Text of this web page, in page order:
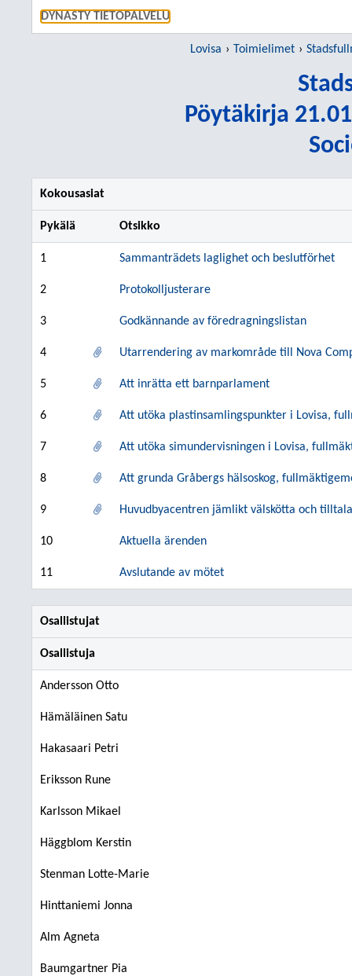
DYNASTY TIETOPALVELU
Lovisa Toimielimet
Pöytäkirja
Kokousasiat
Pykälä Otsikko
1 Sammanträdets laglighet och beslutförhet
2 Protokolljusterare
3 Godkännande av föredragningslistan
4 Utarrendering av markområde till Nova
5 Att inrätta ett barnparlament
6 Att utöka plastinsamlingspunkter i Lovisa,
7 Att utöka simundervisningen i Lovisa,
8 Att grunda Gråbergs hälsoskog,
9 Huvudbyacentren jämlikt välskötta och
10 Aktuella ärenden
11 Avslutande av mötet
Osallistujat
Osallistuja
Andersson Otto
Hämäläinen Satu
Hakasaari Petri
Eriksson Rune
Karlsson Mikael
Häggblom Kerstin
Stenman Lotte-Marie
Hinttaniemi Jonna
Alm Agneta
Baumgartner Pia